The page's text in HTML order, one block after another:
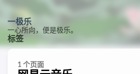
一极乐
一心所向，便是极乐。
标签
1 个页面